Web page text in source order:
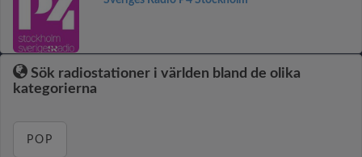
Sök radiostationer i världen bland de olika
kategorierna
POP